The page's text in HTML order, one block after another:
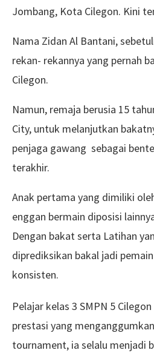
Jombang, Kota Cilegon. Kini
Nama Zidan Al Bantani,
rekan- rekannya yang pernah
Cilegon.
Namun, remaja berusia 15
City, untuk melanjutkan
penjaga gawang sebagai
terakhir.
Anak pertama yang dimiliki
enggan bermain diposisi
Dengan bakat serta Latihan
diprediksikan bakal jadi
konsisten.
Pelajar kelas 3 SMPN 5
prestasi yang
tournament, ia selalu menjadi